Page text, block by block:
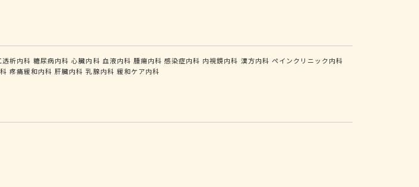
透析内科 糖尿病内科 心臓内科 血液内科 腫瘍内科 感染症内科 内視鏡内科 漢方内科 ペインクリニック内科
疼痛緩和内科 肝臓内科 乳腺内科 緩和ケア内科